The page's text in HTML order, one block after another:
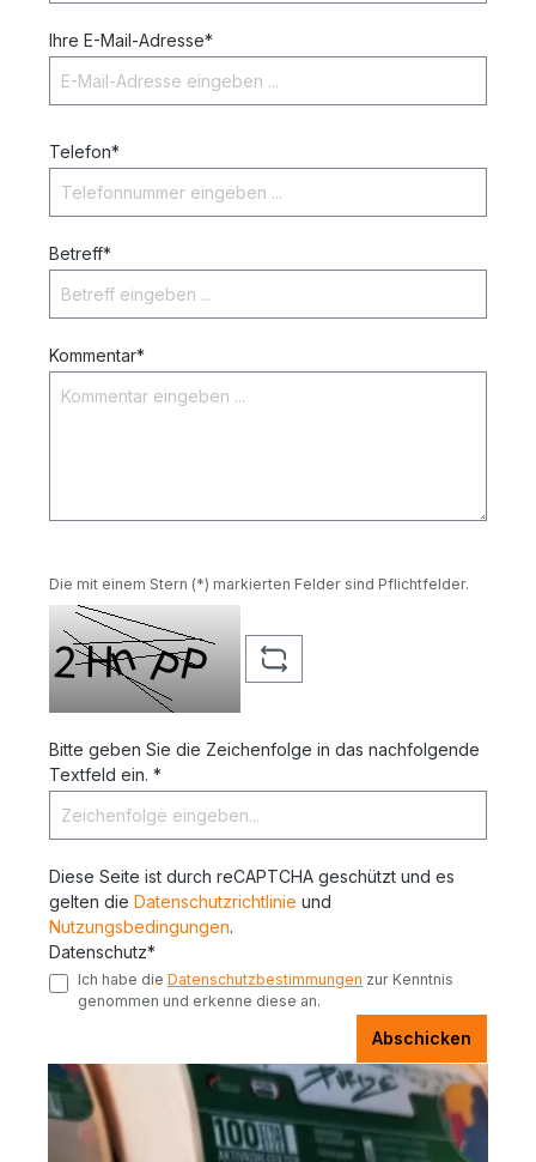
Ihre E-Mail-Adresse*
Telefon*
Betreff*
Kommentar*
Die mit einem Stern (*) markierten Felder sind Pflichtfelder.
Bitte geben Sie die Zeichenfolge in das nachfolgende
Textfeld ein. *
Diese Seite ist durch reCAPTCHA geschützt und es
gelten die Datenschutzrichtlinie und
Nutzungsbedingungen.
Datenschutz*
Ich habe die Datenschutzbestimmungen zur Kenntnis
genommen und erkenne diese an.
Abschicken